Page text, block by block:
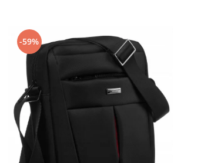
-59%